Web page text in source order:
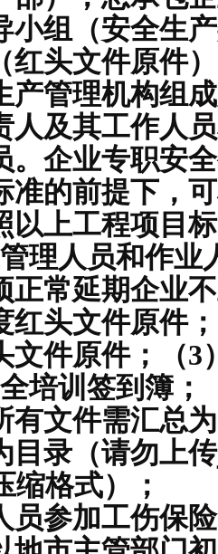
小组（安全生
红头文件原件
管理机构组
人及其工作人
。企业专职安
准的前提下，
以上工程项目
理人员和作业
正常延期企业
红头文件原件
文件原件；（3
培训签到簿；
有文件需汇总
目录（请勿上
缩格式）；
员参加工伤保